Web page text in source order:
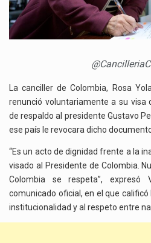
EN
La canciller de Colombia, Rosa
renunció voluntariamente a su visa
de respaldo al presidente Gustavo
ese país le revocara dicho
“Es un acto de dignidad frente a la
visado al Presidente de Colombia.
Colombia se respeta”,
comunicado oficial, en el que
institucionalidad y al respeto entre